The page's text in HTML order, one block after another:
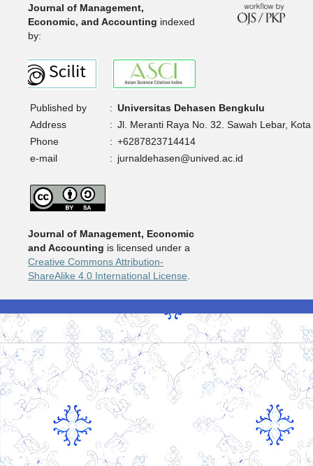
Journal of Management,
Economic, and Accounting indexed
by:
Published by : Universitas Dehasen Bengkulu
Address
: Jl. Meranti Raya No. 32. Sawah Lebar,
Phone
: +6287823714414
e-mail
: jurnaldehasen@unived.ac.id
Journal of Management, Economic
and Accounting is licensed under a
Creative Commons Attribution-
ShareAlike 4.0 International License